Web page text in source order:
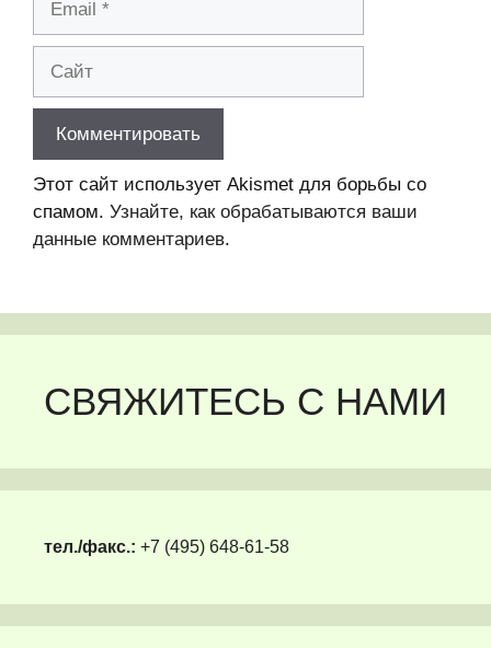
Этот сайт использует Akismet для борьбы со
спамом. Узнайте, как обрабатываются ваши
данные комментариев.
СВЯЖИТЕСЬ С НАМИ
тел./факс.: +7 (495) 648-61-58